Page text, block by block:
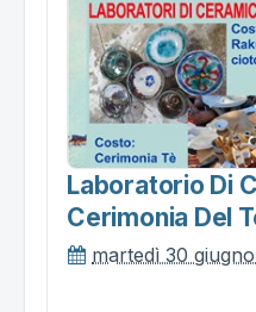
Laboratorio Di
Cerimonia Del
martedì 30